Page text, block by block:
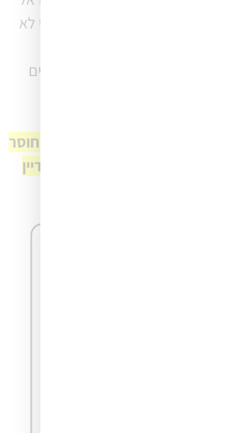
דיגיטלית בסיסית. וזו ממש לא
בתחילת דרכם – העצמאים
אינם עצמאים חדשים ולכן הפערים
בשימוש במערכות טכנולוגיות,
גם בקרב עסקים ותיקים.
בישראל אינה חוסר ידע — אלא חוסר
לאן הם רוצים להתקדם, אך עדיין
שתאפשר להם להגיע לשם